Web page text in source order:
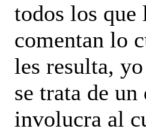
todos los que
comentan lo
les resulta,
se trata de
involucra al